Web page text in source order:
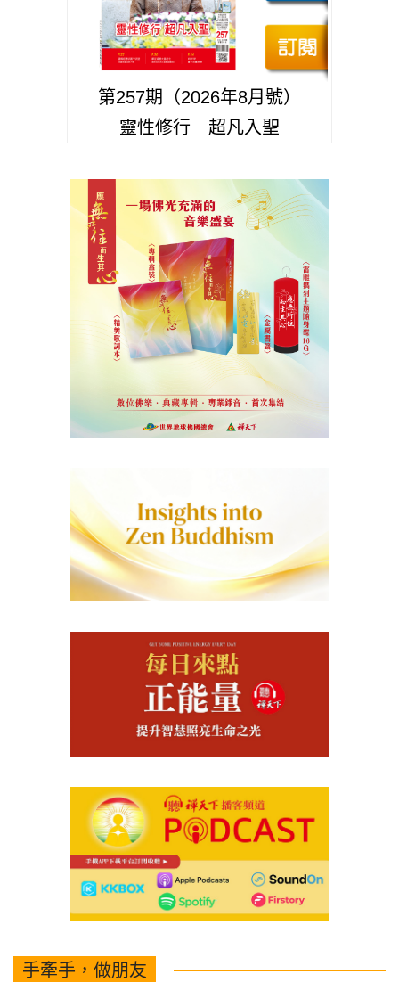
第257期（2026年8月號）
靈性修行 超凡入聖
手牽手，做朋友